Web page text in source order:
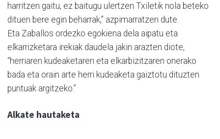
harritzen gaitu, ez baitugu ulertzen Txiletik nola beteko
dituen bere egin beharrak,” azpimarratzen dute.
Eta Zaballos ordezko egokiena dela aipatu eta
elkarrizketara irekiak daudela jakin arazten diote,
“herriaren kudeaketaren eta elkarbizitzaren onerako
bada eta orain arte herri kudeaketa gaiztotu dituzten
puntuak argitzeko.”
Alkate hautaketa